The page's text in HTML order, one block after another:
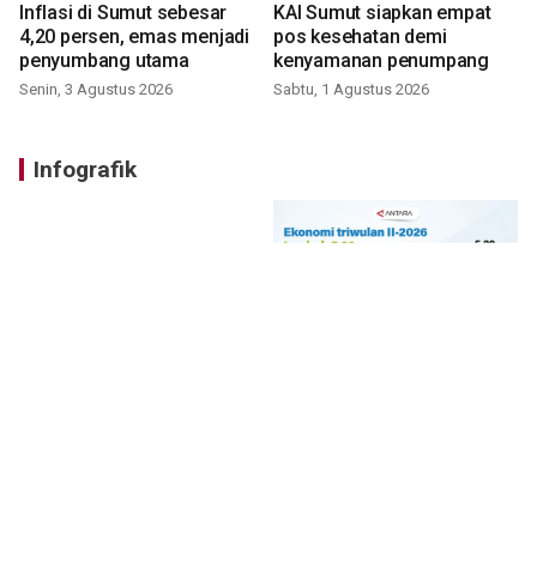
Inflasi di Sumut sebesar
4,20 persen, emas menjadi
penyumbang utama
Senin, 3 Agustus 2026
KAI Sumut siapkan empat
pos kesehatan demi
kenyamanan penumpang
Sabtu, 1 Agustus 2026
Infografik